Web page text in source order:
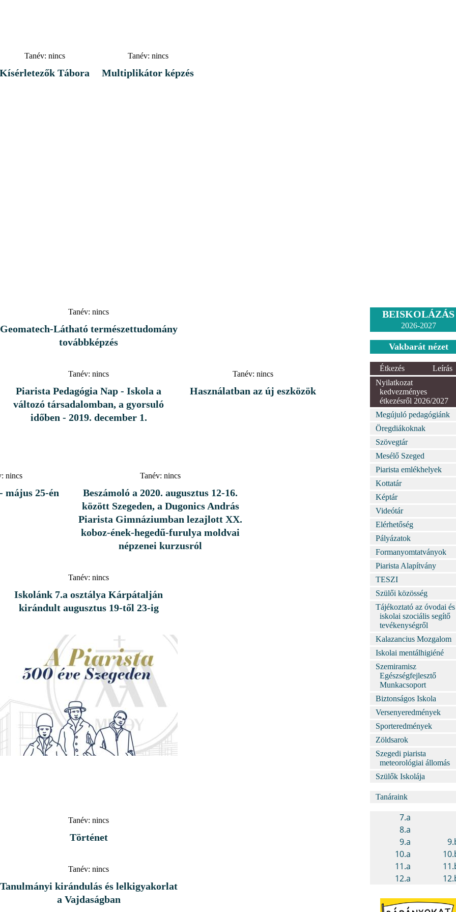
Tanév: nincs
Kísérletezők Tábora
Tanév: nincs
Multiplikátor képzés
Tanév: nincs
Geomatech-Látható természettudomány
továbbképzés
Tanév: nincs
Piarista Pedagógia Nap - Iskola a
változó társadalomban, a gyorsuló
időben - 2019. december 1.
Tanév: nincs
Használatban az új eszközök
nincs
május 25-én
Tanév: nincs
Beszámoló a 2020. augusztus 12-16.
között Szegeden, a Dugonics András
Piarista Gimnáziumban lezajlott XX.
koboz-ének-hegedű-furulya moldvai
népzenei kurzusról
Tanév: nincs
Iskolánk 7.a osztálya Kárpátalján
kirándult augusztus 19-től 23-ig
Tanév: nincs
Történet
Tanév: nincs
Tanulmányi kirándulás és lelkigyakorlat
a Vajdaságban
BEISKOLÁZÁS
2026-2027
Vakbarát nézet
Étkezés
Leírás
Nyilatkozat
kedvezményes
étkezésről 2026/2027
Megújuló pedagógiánk
Öregdiákoknak
Szövegtár
Mesélő Szeged
Piarista emlékhelyek
Kottatár
Képtár
Videótár
Elérhetőség
Pályázatok
Formanyomtatványok
Piarista Alapítvány
TESZI
Szülői közösség
Tájékoztató az óvodai és
iskolai szociális segítő
tevékenységről
Kalazancius Mozgalom
Iskolai mentálhigiéné
Szemiramisz
Egészségfejlesztő
Munkacsoport
Biztonságos Iskola
Versenyeredmények
Sporteredmények
Zöldsarok
Szegedi piarista
meteorológiai állomás
Szülők Iskolája
Tanáraink